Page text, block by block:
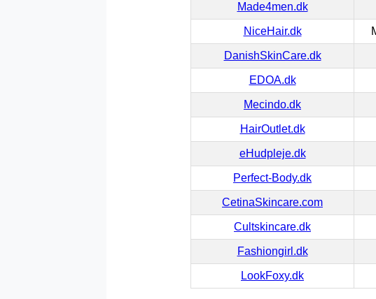
Made4men.dk
NiceHair.dk
DanishSkinCare.dk
EDOA.dk
Mecindo.dk
HairOutlet.dk
eHudpleje.dk
Perfect-Body.dk
CetinaSkincare.com
Cultskincare.dk
Fashiongirl.dk
LookFoxy.dk